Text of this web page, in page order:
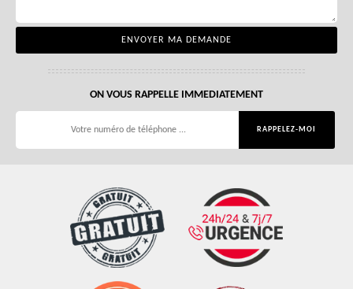
ON VOUS RAPPELLE IMMEDIATEMENT